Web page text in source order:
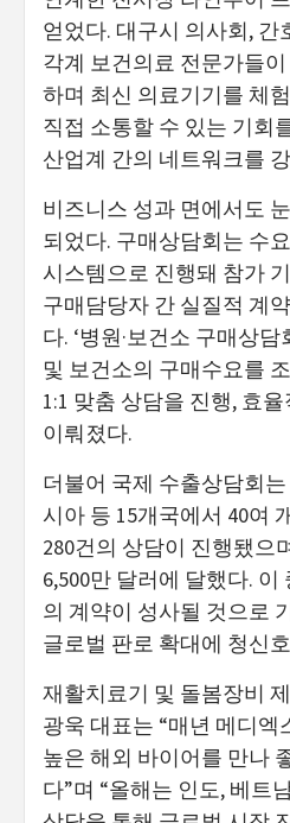
얻었다. 대구시 의사회, 간
각계 보건의료 전문가들
하며 최신 의료기기를 체
직접 소통할 수 있는 기회
산업계 간의 네트워크를
비즈니스 성과 면에서도
되었다. 구매상담회는 수
시스템으로 진행돼 참가
구매담당자 간 실질적 계
다. ‘병원·보건소 구매상담
및 보건소의 구매수요를
1:1 맞춤 상담을 진행, 효
이뤄졌다.
더불어 국제 수출상담회
시아 등 15개국에서 40여
280건의 상담이 진행됐으
6,500만 달러에 달했다. 이
의 계약이 성사될 것으로
글로벌 판로 확대에 청신
재활치료기 및 돌봄장비
광욱 대표는 “매년 메디엑
높은 해외 바이어를 만나
다”며 “올해는 인도, 베트